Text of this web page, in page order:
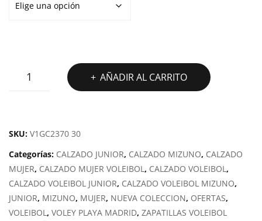
ZAPATILLAS
BLADE
cantidad
AÑADIR AL CARRITO
SKU: V1GC2370 30
Categorías: CALZADO JUNIOR, CALZADO MIZUNO, CALZADO
MUJER, CALZADO MUJER VOLEIBOL, CALZADO VOLEIBOL,
CALZADO VOLEIBOL JUNIOR, CALZADO VOLEIBOL MIZUNO,
JUNIOR, MIZUNO, MUJER, NUEVA COLECCION, OFERTAS,
VOLEIBOL, VOLEY PLAYA MADRID, ZAPATILLAS VOLEIBOL